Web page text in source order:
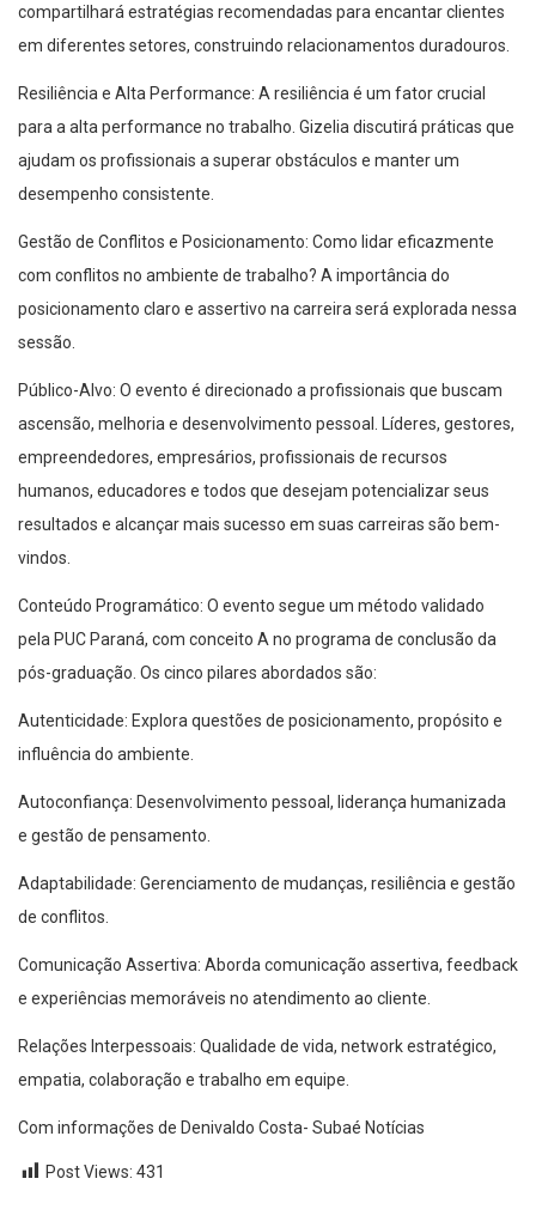
compartilhará estratégias recomendadas para encantar clientes
em diferentes setores, construindo relacionamentos duradouros.
Resiliência e Alta Performance: A resiliência é um fator crucial
para a alta performance no trabalho. Gizelia discutirá práticas que
ajudam os profissionais a superar obstáculos e manter um
desempenho consistente.
Gestão de Conflitos e Posicionamento: Como lidar eficazmente
com conflitos no ambiente de trabalho? A importância do
posicionamento claro e assertivo na carreira será explorada nessa
sessão.
Público-Alvo: O evento é direcionado a profissionais que buscam
ascensão, melhoria e desenvolvimento pessoal. Líderes, gestores,
empreendedores, empresários, profissionais de recursos
humanos, educadores e todos que desejam potencializar seus
resultados e alcançar mais sucesso em suas carreiras são bem-
vindos.
Conteúdo Programático: O evento segue um método validado
pela PUC Paraná, com conceito A no programa de conclusão da
pós-graduação. Os cinco pilares abordados são:
Autenticidade: Explora questões de posicionamento, propósito e
influência do ambiente.
Autoconfiança: Desenvolvimento pessoal, liderança humanizada
e gestão de pensamento.
Adaptabilidade: Gerenciamento de mudanças, resiliência e gestão
de conflitos.
Comunicação Assertiva: Aborda comunicação assertiva, feedback
e experiências memoráveis no atendimento ao cliente.
Relações Interpessoais: Qualidade de vida, network estratégico,
empatia, colaboração e trabalho em equipe.
Com informações de Denivaldo Costa- Subaé Notícias
Post Views: 431